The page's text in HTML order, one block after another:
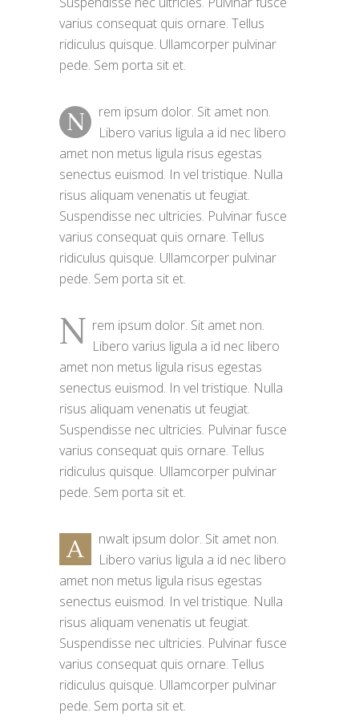
varius consequat quis ornare. Tellus
ridiculus quisque. Ullamcorper pulvinar
pede. Sem porta sit et.
N
rem ipsum dolor. Sit amet non.
Libero varius ligula a id nec libero
amet non metus ligula risus egestas
senectus euismod. In vel tristique. Nulla
risus aliquam venenatis ut feugiat.
Suspendisse nec ultricies. Pulvinar fusce
varius consequat quis ornare. Tellus
ridiculus quisque. Ullamcorper pulvinar
pede. Sem porta sit et.
N rem ipsum dolor. Sit amet non.
Libero varius ligula a id nec libero
amet non metus ligula risus egestas
senectus euismod. In vel tristique. Nulla
risus aliquam venenatis ut feugiat.
Suspendisse nec ultricies. Pulvinar fusce
varius consequat quis ornare. Tellus
ridiculus quisque. Ullamcorper pulvinar
pede. Sem porta sit et.
A
nwalt ipsum dolor. Sit amet non.
Libero varius ligula a id nec libero
amet non metus ligula risus egestas
senectus euismod. In vel tristique. Nulla
risus aliquam venenatis ut feugiat.
Suspendisse nec ultricies. Pulvinar fusce
varius consequat quis ornare. Tellus
ridiculus quisque. Ullamcorper pulvinar
pede. Sem porta sit et.